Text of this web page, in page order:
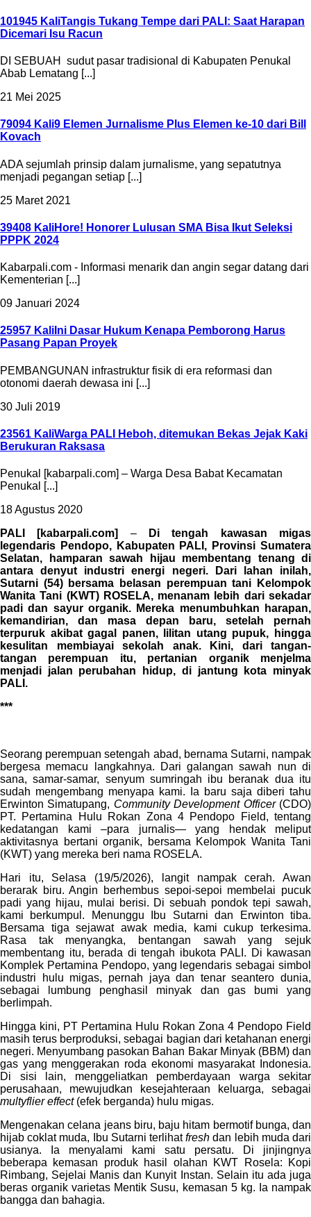
101945 KaliTangis Tukang Tempe dari PALI: Saat Harapan
Dicemari Isu Racun
DI SEBUAH sudut pasar tradisional di Kabupaten Penukal
Abab Lematang [...]
21 Mei 2025
79094 Kali9 Elemen Jurnalisme Plus Elemen ke-10 dari Bill
Kovach
ADA sejumlah prinsip dalam jurnalisme, yang sepatutnya
menjadi pegangan setiap [...]
25 Maret 2021
39408 KaliHore! Honorer Lulusan SMA Bisa Ikut Seleksi
PPPK 2024
Kabarpali.com - Informasi menarik dan angin segar datang dari
Kementerian [...]
09 Januari 2024
25957 Kali Ini Dasar Hukum Kenapa Pemborong Harus
Pasang Papan Proyek
PEMBANGUNAN infrastruktur fisik di era reformasi dan
otonomi daerah dewasa ini [...]
30 Juli 2019
23561 KaliWarga PALI Heboh, ditemukan Bekas Jejak Kaki
Berukuran Raksasa
Penukal [kabarpali.com] – Warga Desa Babat Kecamatan
Penukal [...]
18 Agustus 2020
PALI [kabarpali.com]
–
Di tengah kawasan migas
legendaris Pendopo, Kabupaten PALI, Provinsi Sumatera
Selatan, hamparan sawah hijau membentang tenang di
antara denyut industri energi negeri. Dari lahan inilah,
Sutarni (54) bersama belasan perempuan tani Kelompok
Wanita Tani (KWT) ROSELA, menanam lebih dari sekadar
padi dan sayur organik. Mereka menumbuhkan harapan,
kemandirian, dan masa depan baru, setelah pernah
terpuruk akibat gagal panen, lilitan utang pupuk, hingga
kesulitan membiayai sekolah anak. Kini, dari tangan-
tangan perempuan itu, pertanian organik menjelma
menjadi jalan perubahan hidup, di jantung kota minyak
PALI.
***
Seorang perempuan setengah abad, bernama Sutarni, nampak
bergesa memacu langkahnya. Dari galangan sawah nun di
sana, samar-samar, senyum sumringah ibu beranak dua itu
sudah mengembang menyapa kami. Ia baru saja diberi tahu
Erwinton Simatupang, Community Development Officer(CDO)
PT. Pertamina Hulu Rokan Zona 4 Pendopo Field, tentang
kedatangan kami –para jurnalis— yang hendak meliput
aktivitasnya bertani organik, bersama Kelompok Wanita Tani
(KWT) yang mereka beri nama ROSELA.
Hari itu, Selasa (19/5/2026), langit nampak cerah. Awan
berarak biru. Angin berhembus sepoi-sepoi membelai pucuk
padi yang hijau, mulai berisi. Di sebuah pondok tepi sawah,
kami berkumpul. Menunggu Ibu Sutarni dan Erwinton tiba.
Bersama tiga sejawat awak media, kami cukup terkesima.
Rasa tak menyangka, bentangan sawah yang sejuk
membentang itu, berada di tengah ibukota PALI. Di kawasan
Komplek Pertamina Pendopo, yang legendaris sebagai simbol
industri hulu migas, pernah jaya dan tenar seantero dunia,
sebagai lumbung penghasil minyak dan gas bumi yang
berlimpah.
Hingga kini, PT Pertamina Hulu Rokan Zona 4 Pendopo Field
masih terus berproduksi, sebagai bagian dari ketahanan energi
negeri. Menyumbang pasokan Bahan Bakar Minyak (BBM) dan
gas yang menggerakan roda ekonomi masyarakat Indonesia.
Di sisi lain, menggeliatkan pemberdayaan warga sekitar
perusahaan, mewujudkan kesejahteraan keluarga, sebagai
multyflier effect(efek berganda) hulu migas.
Mengenakan celana jeans biru, baju hitam bermotif bunga, dan
hijab coklat muda, Ibu Sutarni terlihatfresh dan lebih muda dari
usianya. Ia menyalami kami satu persatu. Di jinjingnya
beberapa kemasan produk hasil olahan KWT Rosela: Kopi
Rimbang, Sejelai Manis dan Kunyit Instan. Selain itu ada juga
beras organik varietas Mentik Susu, kemasan 5 kg. Ia nampak
bangga dan bahagia.